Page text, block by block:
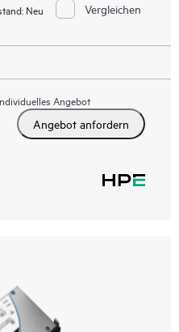
Neu Vergleichen
Angebot
Angebot anfordern